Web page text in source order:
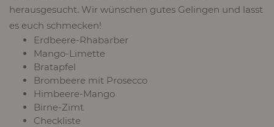
herausgesucht. Wir wünschen gutes Gelingen und lasst
es euch schmecken!
Erdbeere-Rhabarber
Mango-Limette
Bratapfel
Brombeere mit Prosecco
Himbeere-Mango
Birne-Zimt
Checkliste